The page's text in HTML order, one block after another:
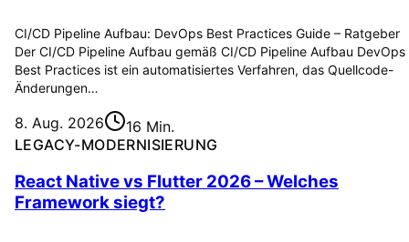
CI/CD Pipeline Aufbau: DevOps Best Practices Guide – Ratgeber
Der CI/CD Pipeline Aufbau gemäß CI/CD Pipeline Aufbau DevOps
Best Practices ist ein automatisiertes Verfahren, das Quellcode-
Änderungen…
8. Aug. 2026
16 Min.
LEGACY-MODERNISIERUNG
React Native vs Flutter 2026 – Welches
Framework siegt?